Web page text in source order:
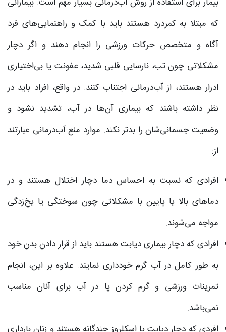
که مبتلا به کمردرد هستند باید با کمک و راهنمایی‌های فرد
آگاه و متخصص حرکات ورزشی را انجام دهند و اگر دچار
مشکلاتی چون تب، نارسایی قلبی شدید، عفونت یا بی‌اختیاری
ادرار هستند، از آب‌درمانی اجتناب کنند. در واقع­، افراد باید در
نظر داشته باشند که بیماری آن‌ها در آب، تشدید نشود و
وضعیت جسمانی‌شان را بدتر نکند. موارد منع آب‌درمانی عبارتند
از:
افرادی که نسبت به احساس دما دچار اختلال هستند و در
دماهای بالا یا پایین با مشکلاتی چون سوختگی یا یخ‌زدگی
مواجه می‌شوند.
افرادی که دچار بیماری دیابت هستند باید از قرار دادن بدن خود
به طور کامل در آب گرم خودداری نمایند. علاوه بر این، انجام
تمرینات ورزشی و گرم کردن پا در آب برای آنان مناسب
نمی‌باشد.